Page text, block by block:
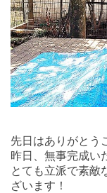
先日はありがとう
昨日、無事完成い
とても立派で素敵
ざいます！